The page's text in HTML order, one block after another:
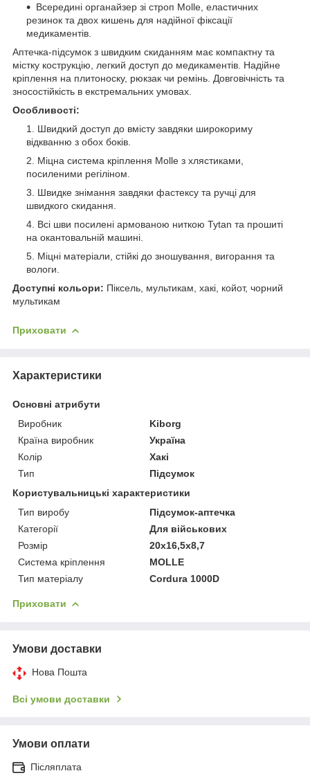
Всередині органайзер зі строп Molle, еластичних
резинок та двох кишень для надійної фіксації
медикаментів.
Аптечка-підсумок з швидким скиданням має компактну та
містку кострукцію, легкий доступ до медикаментів. Надійне
кріплення на плитоноску, рюкзак чи ремінь. Довговічність та
зносостійкість в екстремальних умовах.
Особливості:
Швидкий доступ до вмісту завдяки широкориму
відкванню з обох боків.
Міцна система кріплення Molle з хлястиками,
посиленими регіліном.
Швидке знімання завдяки фастексу та ручці для
швидкого скидання.
Всі шви посилені армованою ниткою Tytan та прошиті
на окантовальній машині.
Міцні матеріали, стійкі до зношування, вигорання та
вологи.
Доступні кольори: Піксель, мультикам, хакі, койот, чорний
мультикам
Приховати
Характеристики
Основні атрибути
Виробник
Kiborg
Країна виробник
Україна
Колір
Хакі
Тип
Підсумок
Користувальницькі характеристики
Тип виробу
Підсумок-аптечка
Категорії
Для військових
Розмір
20х16,5х8,7
Система кріплення
MOLLE
Тип матеріалу
Cordura 1000D
Приховати
Умови доставки
Нова Пошта
Всі умови доставки
Умови оплати
Післяплата